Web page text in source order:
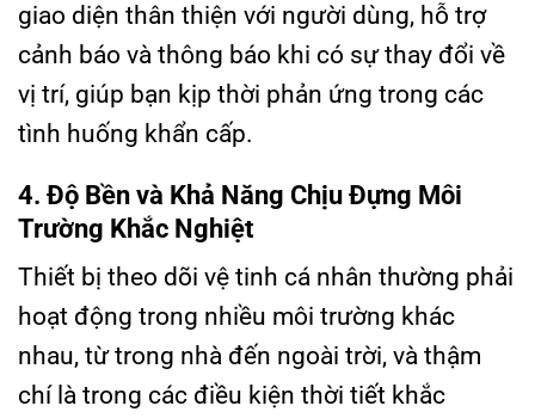
giao diện thân thiện với người dùng, hỗ trợ
cảnh báo và thông báo khi có sự thay đổi về
vị trí, giúp bạn kịp thời phản ứng trong các
tình huống khẩn cấp.
4. Độ Bền và Khả Năng Chịu Đựng Môi
Trường Khắc Nghiệt
Thiết bị theo dõi vệ tinh cá nhân thường phải
hoạt động trong nhiều môi trường khác
nhau, từ trong nhà đến ngoài trời, và thậm
chí là trong các điều kiện thời tiết khắc